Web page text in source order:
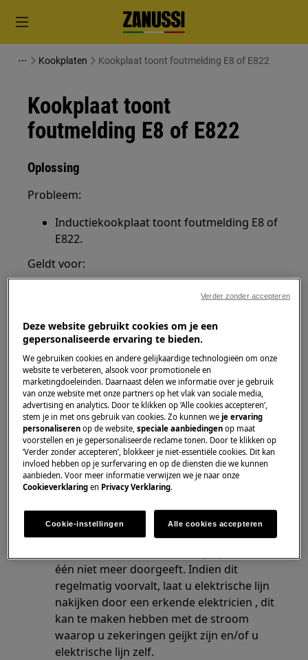
Kookplaten Kookplaat toont foutmelding E8 of E822
Kookplaat toont
foutmelding E8 of E822
Oplossing
Probleem:
Inductiekookplaat toont foutmelding E8 of
E822.
Geldt voor:
Ingebouwde inductiekookplaat
Oplossing:
1. Neem contact op met de erkende
installateur die het apparaat geïnstalleerd
heeft.
Dit is een foutcode dat aangeeft dat er een
probleem is met de elektrische voeding op
u toestel. Hoogstwaarschijnlijk is er een
fase weg of is de spanning niet juist, de
spanning moet gemeten worden aan de
Kijk de zekeringen na in uw zekeringkast.
Indien 3 zekeringen op de aansluitlijn van
één niet meer doorgeeft. Indien dit
regelmatig voorvalt, laat u elektrische lijn
nakijken door een erkende elektricien , dit
kan te maken hebben met de stroom
waarop u zekeringen geijkt zijn en/of u
elektrische lijn zelf.
Deze website gebruikt cookies om je een
gepersonaliseerde ervaring te bieden.
We gebruiken cookies en andere gelijkaardige technologieën om onze
website te verbeteren, alsook voor promotionele en
marketingdoeleinden. Daarnaast delen we informatie over je gebruik
van onze website met onze partners op het vlak van sociale media,
advertising en analytics. Door te klikken op ‘Alle cookies accepteren’,
stem je in met ons gebruik van cookies. Zo kunnen weje ervaring
personaliseren op de website,speciale aanbiedingen op maat
voorstellen en je gepersonaliseerde reclame tonen. Door te klikken op
‘Verder zonder accepteren’, blokkeer je niet-essentiële cookies. Dit kan
invloed hebben op je surfervaring en op de diensten die we kunnen
aanbieden. Voor meer informatie verwijzen we je naar onze
Cookieverklaring en Privacy Verklaring.
Cookie-instellingen Alle cookies accepteren
Verder zonder accepteren